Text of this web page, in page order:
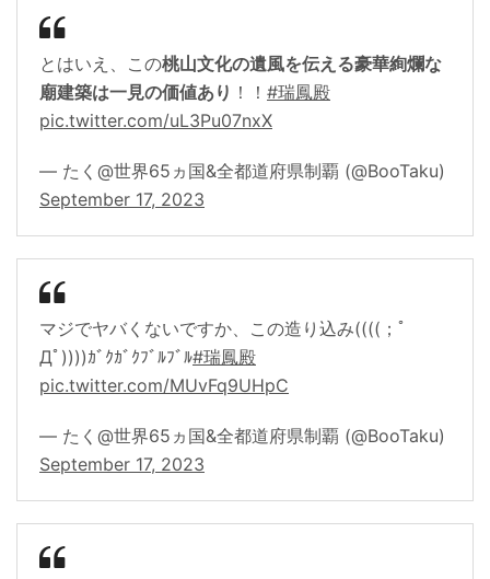
とはいえ、この桃山文化の遺風を伝える豪華絢爛な
廟建築は一見の価値あり ！！ #瑞鳳殿
pic.twitter.com/uL3Pu07nxX
— たく@世界65ヵ国&全都道府県制覇 (@BooTaku)
September 17, 2023
マジでヤバくないですか、この造り込み((((；ﾟ
Дﾟ))))ｶﾞｸｶﾞｸﾌﾞﾙﾌﾞﾙ#瑞鳳殿
pic.twitter.com/MUvFq9UHpC
— たく@世界65ヵ国&全都道府県制覇 (@BooTaku)
September 17, 2023